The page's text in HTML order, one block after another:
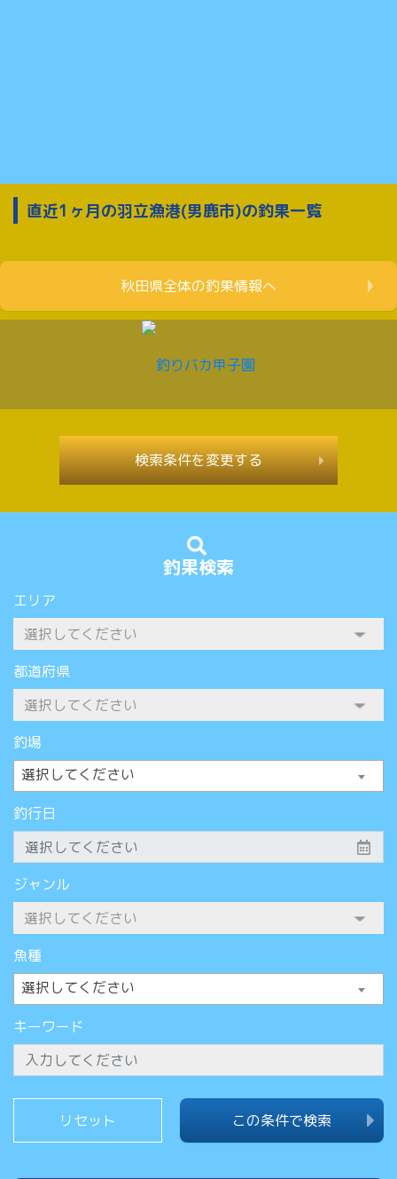
釣果検索
エリア
都道府県
釣場
選択してください
釣行日
ジャンル
魚種
選択してください
キーワード
この条件で検索
直近1ヶ月の羽立漁港(男鹿市)の釣果一覧
秋田県全体の釣果情報へ
検索条件を変更する